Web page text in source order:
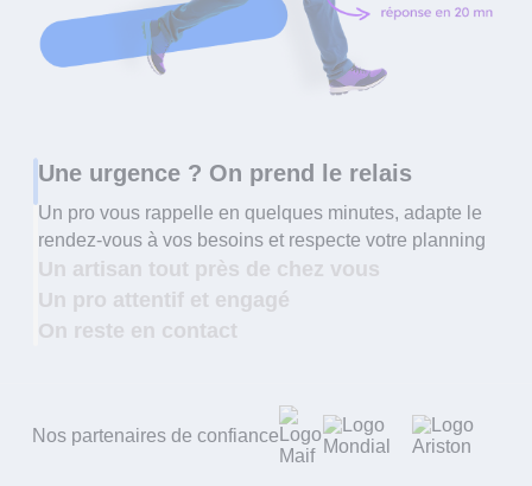
Une urgence ? On prend le relais
Un pro vous rappelle en quelques minutes, adapte le
rendez-vous à vos besoins et respecte votre planning
Un artisan tout près de chez vous
Un pro attentif et engagé
On reste en contact
Nos partenaires de confiance